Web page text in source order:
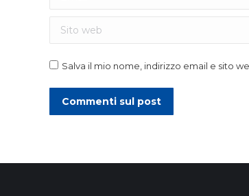
Sito web
Salva il mio nome, indirizzo email e sito
Commenti sul post